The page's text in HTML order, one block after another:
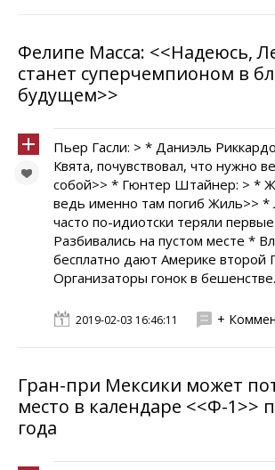
Фелипе Масса: <<Надеюсь,
станет суперчемпионом в
будущем>>
Пьер Гасли: > * Даниэль
Квята, почувствовал, что нужно
собой>> * Гюнтер Штайнер: > *
ведь именно там погиб Жиль>> *
часто по-идиотски теряли
Разбивались на пустом месте *
бесплатно дают Америке второй
Организаторы гонок в
2019-02-03 16:46:11 +
Гран-при Мексики может
место в календаре <<Ф-1>>
года